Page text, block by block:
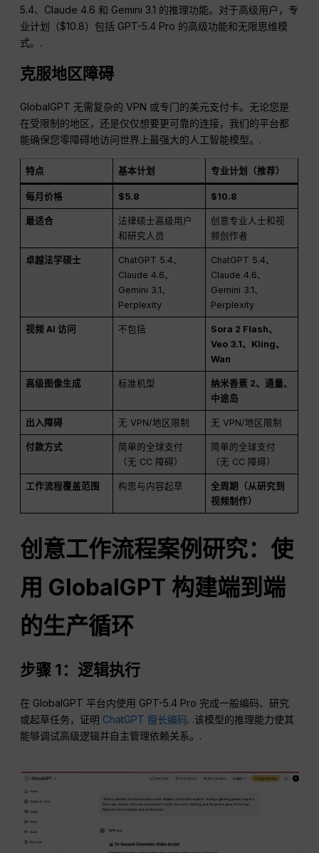
5.4、Claude 4.6 和 Gemini 3.1 的推理功能。对于高级用户，专
业计划（$10.8）包括 GPT-5.4 Pro 的高级功能和无限思维模
式。.
克服地区障碍
GlobalGPT 无需复杂的 VPN 或专门的美元支付卡。无论您是
在受限制的地区，还是仅仅想要更可靠的连接，我们的平台都
能确保您零障碍地访问世界上最强大的人工智能模型。.
特点 基本计划 专业计划（推荐）
每月价格 $5.8 $10.8
最适合
法律硕士高级用户
和研究人员
创意专业人士和视
频创作者
卓越法学硕士
ChatGPT 5.4、
Claude 4.6、
Gemini 3.1、
Perplexity
ChatGPT 5.4、
Claude 4.6、
Gemini 3.1、
Perplexity
视频 AI 访问 不包括
Sora 2 Flash、
Veo 3.1、Kling、
Wan
高级图像生成 标准机型
纳米香蕉 2、通量、
中途岛
出入障碍 无 VPN/地区限制 无 VPN/地区限制
付款方式
简单的全球支付
（无 CC 障碍）
简单的全球支付
（无 CC 障碍）
工作流程覆盖范围 构思与内容起草
全周期（从研究到
视频制作）
创意工作流程案例研究：使
用 GlobalGPT 构建端到端
的生产循环
步骤 1：逻辑执行
在 GlobalGPT 平台内使用 GPT-5.4 Pro 完成一般编码、研究
或起草任务，证明 ChatGPT 擅长编码. .该模型的推理能力使其
能够调试高级逻辑并自主管理依赖关系。.